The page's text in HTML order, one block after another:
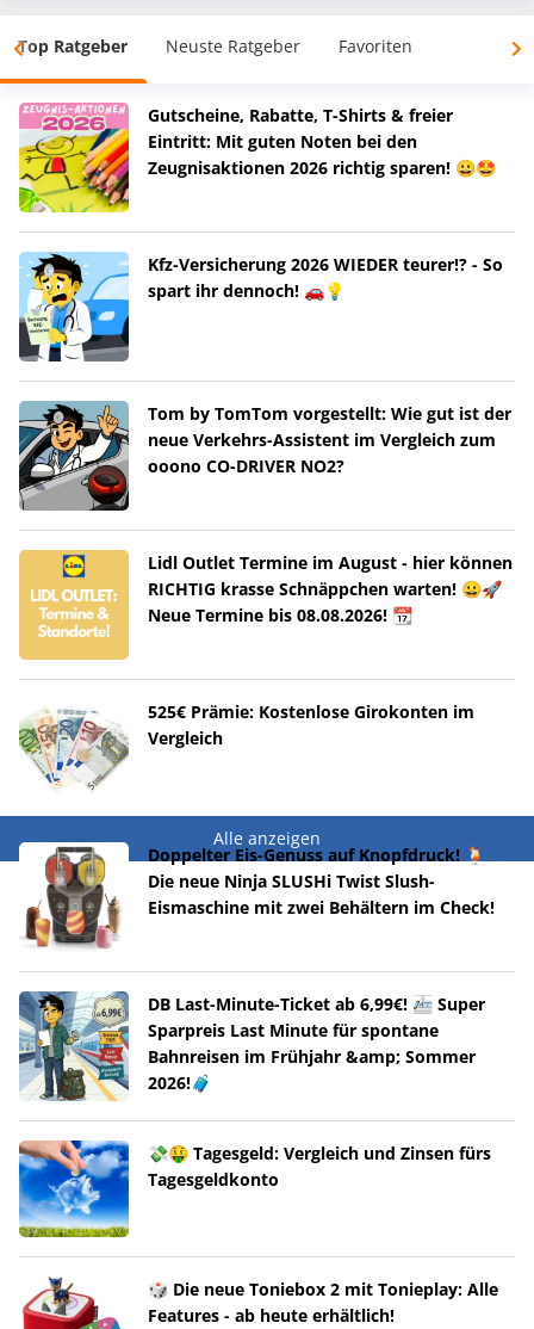
Top Ratgeber Neuste Ratgeber Favoriten
Gutscheine, Rabatte, T-Shirts & freier
Eintritt: Mit guten Noten bei den
Zeugnisaktionen 2026 richtig sparen! 😀🤩
Kfz-Versicherung 2026 WIEDER teurer!? - So
spart ihr dennoch! 🚗💡
Tom by TomTom vorgestellt: Wie gut ist der
neue Verkehrs-Assistent im Vergleich zum
ooono CO-DRIVER NO2?
Lidl Outlet Termine im August - hier können
RICHTIG krasse Schnäppchen warten! 😀🚀
Neue Termine bis 08.08.2026! 📆
525€ Prämie: Kostenlose Girokonten im
Vergleich
Alle anzeigen
Doppelter Eis-Genuss auf Knopfdruck! 🍹
Die neue Ninja SLUSHi Twist Slush-
Eismaschine mit zwei Behältern im Check!
DB Last-Minute-Ticket ab 6,99€! 🚈 Super
Sparpreis Last Minute für spontane
Bahnreisen im Frühjahr &amp; Sommer
2026!🧳
💸🤑 Tagesgeld: Vergleich und Zinsen fürs
Tagesgeldkonto
🎲 Die neue Toniebox 2 mit Tonieplay: Alle
Features - ab heute erhältlich!